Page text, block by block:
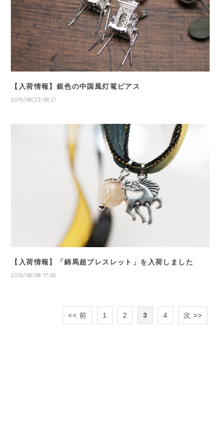
【入荷情報】銀色の中国風灯篭ピアス
2019/08/23 08:21
【入荷情報】「錦馬超ブレスレット」を入荷しました
2019/08/08 17:00
<< 前 1 2 3 4 次 >>